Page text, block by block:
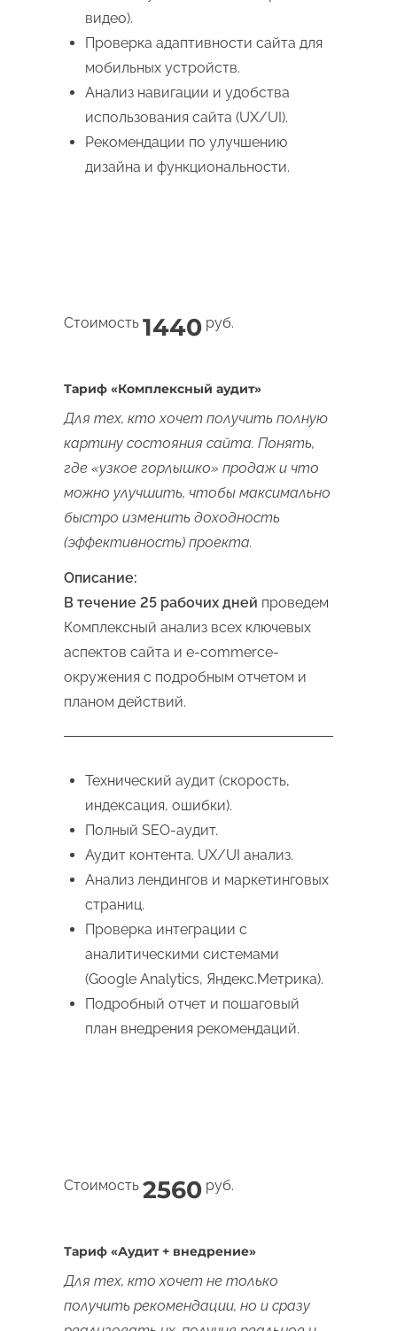
видео).
Проверка адаптивности сайта для
мобильных устройств.
Анализ навигации и удобства
использования сайта (UX/UI).
Рекомендации по улучшению
дизайна и функциональности.
Стоимость 1440 руб.
Тариф «Комплексный аудит»
Для тех, кто хочет получить полную
картину состояния сайта. Понять,
где «узкое горлышко» продаж и что
можно улучшить, чтобы максимально
быстро изменить доходность
(эффективность) проекта.
Описание:
В течение 25 рабочих дней проведем
Комплексный анализ всех ключевых
аспектов сайта и e-commerce-
окружения с подробным отчетом и
планом действий.
Технический аудит (скорость,
индексация, ошибки).
Полный SEO-аудит.
Аудит контента. UX/UI анализ.
Анализ лендингов и маркетинговых
страниц.
Проверка интеграции с
аналитическими системами
(Google Analytics, Яндекс.Метрика).
Подробный отчет и пошаговый
план внедрения рекомендаций.
Стоимость 2560 руб.
Тариф «Аудит + внедрение»
Для тех, кто хочет не только
получить рекомендации, но и сразу